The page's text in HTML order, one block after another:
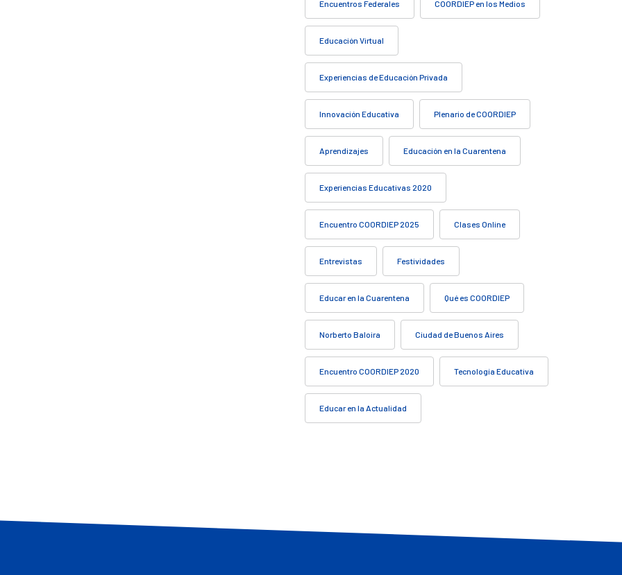
Encuentros Federales COORDIEP en los Medios
Educación Virtual
Experiencias de Educación Privada
Innovación Educativa Plenario de COORDIEP
Aprendizajes Educación en la Cuarentena
Experiencias Educativas 2020
Encuentro COORDIEP 2025 Clases Online
Entrevistas Festividades
Educar en la Cuarentena Qué es COORDIEP
Norberto Baloira Ciudad de Buenos Aires
Encuentro COORDIEP 2020 Tecnología Educativa
Educar en la Actualidad